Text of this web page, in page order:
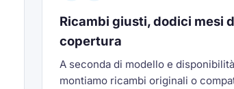
Ricambi giusti, dodici mesi
copertura
A seconda di modello e disponibilità
montiamo ricambi originali o